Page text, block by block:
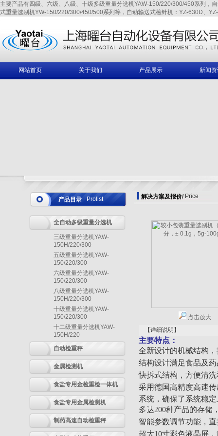
主要产品有四级、六级、八级、十级多级重量分选机YAW-150/220/300/450系列
式重量选别机YW-150/220/300/450/500系列等，自动输送式检针机：YZ-630D、
网站首页 关于我们 产品展示 新闻
产品目录 Prolist
全自动多级重量分选机
三级重量分选机YAW-
150H/220/300
五级重量分选机YAW-
150/220/300
六级重量分选机YAW-
150/220/300
八级重量分选机YAW-
150H/220/300
十级重量分选机YAW-
150/220/300
十二级重量分选机YAW-
150H/220
自动检重秤
金属检测机
食盐专用金检重检一体机
食盐专用金属检测机
制药高速自动检重秤
解决方案及报价/ Price
点击放大
【详细说明】
主要特点：
全新设计的机械结构
结构设计满足食品及
快拆式结构，方便清
采用德国高精度高速
系统，确保了系统稳
多达200种产品的存储
智能参数调节功能，
超大10寸彩色液晶屏